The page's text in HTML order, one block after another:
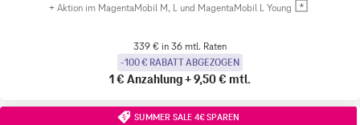
+ Aktion im MagentaMobil M, L und MagentaMobil L Young
339 € in 36 mtl. Raten
-100 € RABATT ABGEZOGEN
1 € Anzahlung+9,50 € mtl.
SUMMER SALE 4€ SPAREN